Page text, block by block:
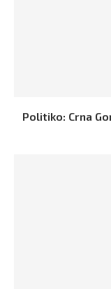
Politiko: Crna